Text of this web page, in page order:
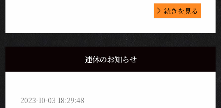
続きを見る
連休のお知らせ
2023-10-03 18:29:48